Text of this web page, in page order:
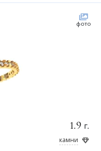
фото
1.9 г.
камни